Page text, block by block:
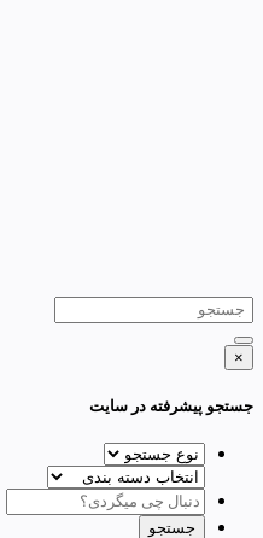
×
جستجو پیشرفته در سایت